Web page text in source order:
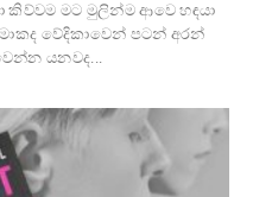
කිව්වම මට මුලින්ම ආවෙ හඳයා
වේදිකාවෙන් පටන් අරන්
යනවද...